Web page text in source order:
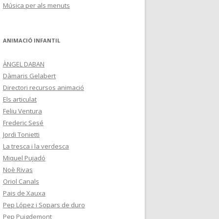
Música per als menuts
ANIMACIÓ INFANTIL
ÀNGEL DABAN
Dàmaris Gelabert
Directori recursos animació
Els articulat
Feliu Ventura
Frederic Sesé
Jordi Tonietti
La tresca i la verdesca
Miquel Pujadó
Noè Rivas
Oriol Canals
Pais de Xauxa
Pep López i Sopars de duro
Pep Puigdemont